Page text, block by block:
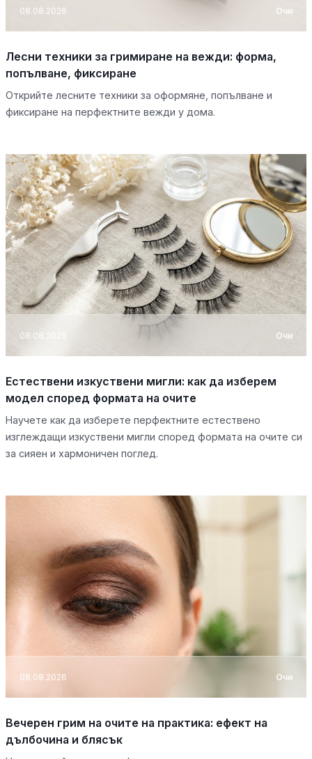
08.08.2026 Очи
Лесни техники за гримиране на вежди: форма,
попълване, фиксиране
Открийте лесните техники за оформяне, попълване и
фиксиране на перфектните вежди у дома.
08.08.2026 Очи
Естествени изкуствени мигли: как да изберем
модел според формата на очите
Научете как да изберете перфектните естествено
изглеждащи изкуствени мигли според формата на очите си
за сияен и хармоничен поглед.
08.08.2026 Очи
Вечерен грим на очите на практика: ефект на
дълбочина и блясък